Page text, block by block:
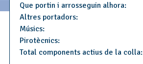
Que portin i arrosseguin alhora:
Altres portadors:
Músics:
Pirotècnics:
Total components actius de la colla: